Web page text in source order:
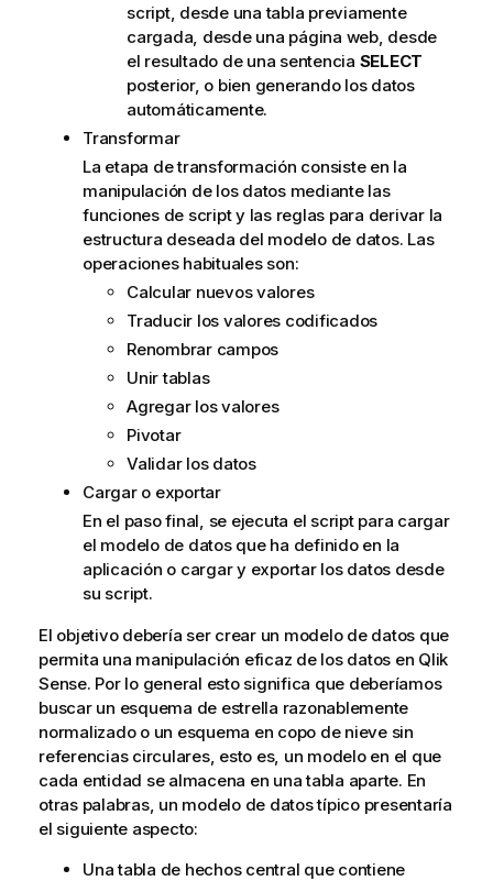
script, desde una tabla previamente
cargada, desde una página web, desde
el resultado de una sentencia SELECT
posterior, o bien generando los datos
automáticamente.
Transformar
La etapa de transformación consiste en la
manipulación de los datos mediante las
funciones de script y las reglas para derivar la
estructura deseada del modelo de datos. Las
operaciones habituales son:
Calcular nuevos valores
Traducir los valores codificados
Renombrar campos
Unir tablas
Agregar los valores
Pivotar
Validar los datos
Cargar o exportar
En el paso final, se ejecuta el script para cargar
el modelo de datos que ha definido en la
aplicación o cargar y exportar los datos desde
su script.
El objetivo debería ser crear un modelo de datos que
permita una manipulación eficaz de los datos en Qlik
Sense. Por lo general esto significa que deberíamos
buscar un esquema de estrella razonablemente
normalizado o un esquema en copo de nieve sin
referencias circulares, esto es, un modelo en el que
cada entidad se almacena en una tabla aparte. En
otras palabras, un modelo de datos típico presentaría
el siguiente aspecto:
Una tabla de hechos central que contiene